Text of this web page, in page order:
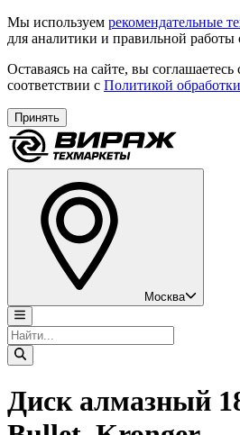
Мы используем рекомендательные
для аналитики и правильной работы
Оставаясь на сайте, вы
соответствии с Политикой
Принять
Москва
Диск алмазный